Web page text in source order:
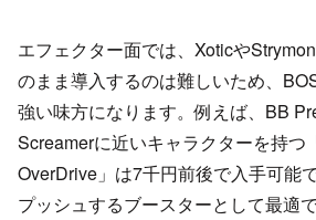
エフェクター面では、Xoticや
のまま導入するのは難しいため、
強い味方になります。例えば、BB
Screamerに近いキャラクターを持つ
OverDrive」は7千円前後で入手可能
プッシュするブースターとして最適